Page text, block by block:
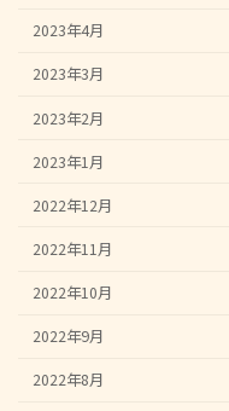
2023年4月
2023年3月
2023年2月
2023年1月
2022年12月
2022年11月
2022年10月
2022年9月
2022年8月